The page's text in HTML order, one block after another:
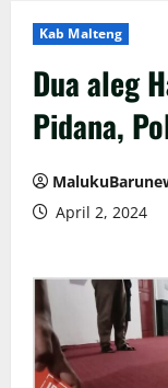
Kab Malteng
Dua aleg
Pidana,
April 2, 2024